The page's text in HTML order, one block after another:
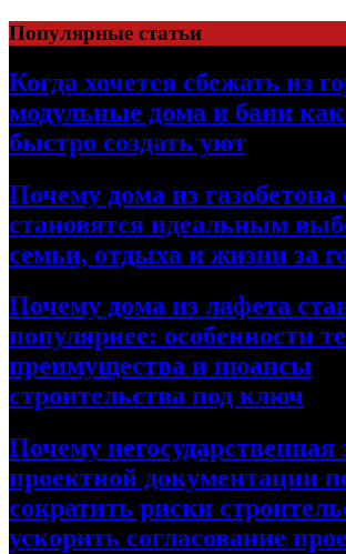
Перейти
к
содержимому
Популярные статьи
Когда хочется сбежать из
модульные дома и бани как
быстро создать уют
Почему дома из газобетона
становятся идеальным
семьи, отдыха и жизни за
Почему дома из лафета
популярнее: особенности
преимущества и нюансы
строительства под ключ
Почему негосударственная
проектной документации
сократить риски
ускорить согласование